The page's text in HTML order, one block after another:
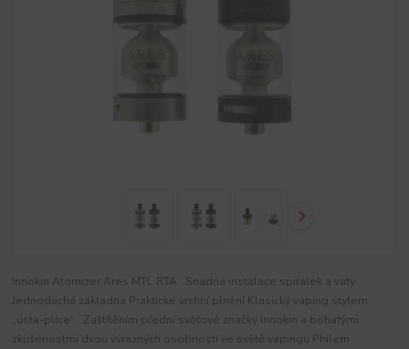
Innokin Atomizer Ares MTL RTA Snadná instalace spirálek a vaty
Jednoduchá základna Praktické vrchní plnění Klasický vaping stylem
„ústa-plíce“ Zaštítěním přední světové značky Innokin a bohatými
zkušenostmi dvou výrazných osobností ve světě vapingu Philem